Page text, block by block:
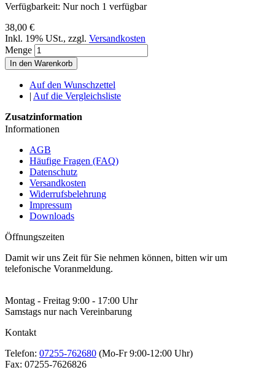
Verfügbarkeit: Nur noch 1 verfügbar
38,00 €
Inkl. 19% USt., zzgl. Versandkosten
Menge
In den Warenkorb
Auf den Wunschzettel
| Auf die Vergleichsliste
Zusatzinformation
Informationen
AGB
Häufige Fragen (FAQ)
Datenschutz
Versandkosten
Widerrufsbelehrung
Impressum
Downloads
Öffnungszeiten
Damit wir uns Zeit für Sie nehmen können, bitten wir um
telefonische Voranmeldung.
Montag - Freitag 9:00 - 17:00 Uhr
Samstags nur nach Vereinbarung
Kontakt
Telefon: 07255-762680 (Mo-Fr 9:00-12:00 Uhr)
Fax: 07255-7626826